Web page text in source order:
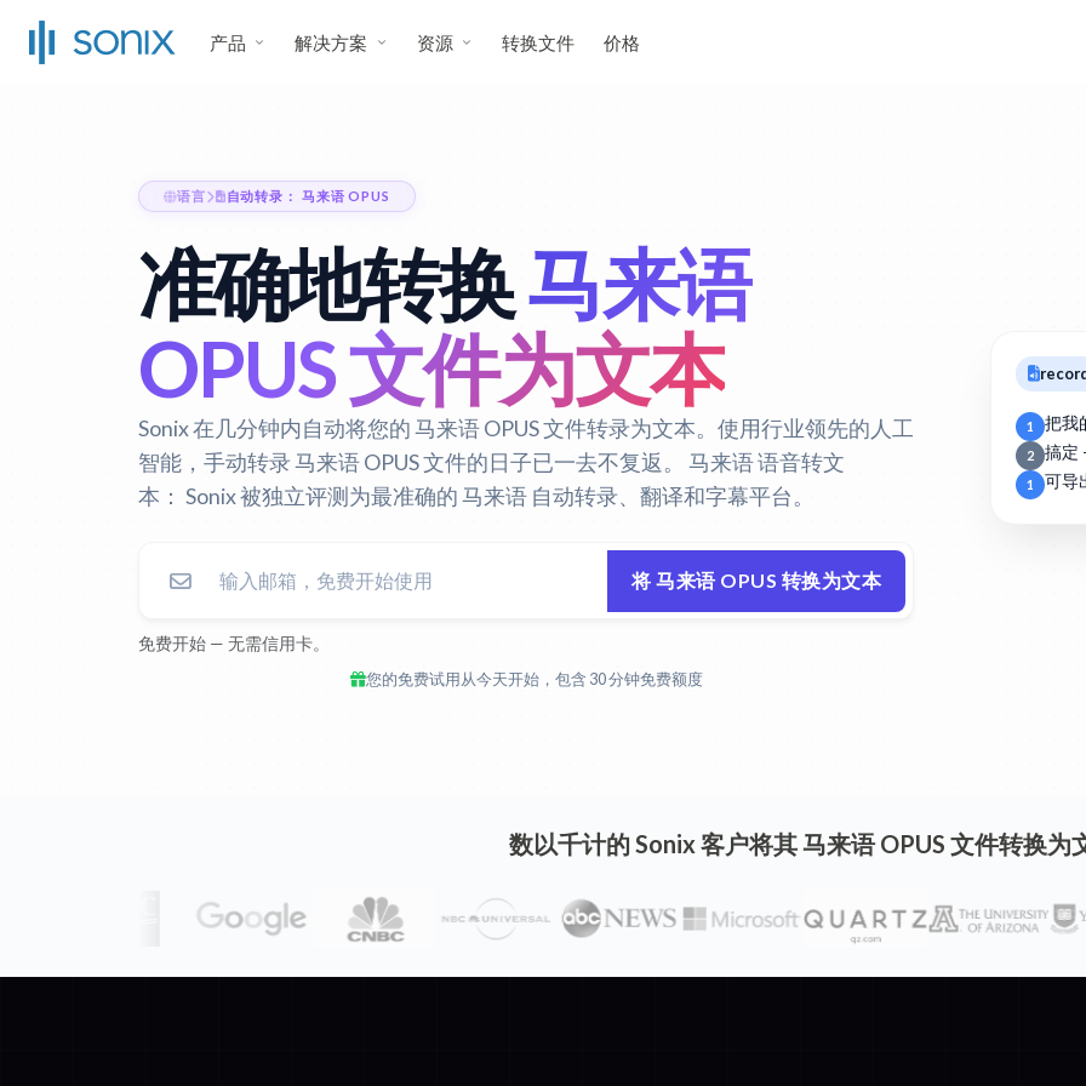
产品 解决方案 资源 转换文件 价格
语言 自动转录： 马来语 OPUS
准确地转换马来语
OPUS 文件为文本
Sonix 在几分钟内自动将您的 马来语 OPUS 文件转录为文本。使用行业领先的人工
智能，手动转录 马来语 OPUS 文件的日子已一去不复返。 马来语 语音转文
本： Sonix 被独立评测为最准确的 马来语 自动转录、翻译和字幕平台。
将 马来语 OPUS 转换为文本
免费开始 — 无需信用卡。
您的免费试用从今天开始，包含 30 分钟免费额度
1 把我
2 搞定
1 可导
数以千计的 Sonix 客户将其 马来语 OPUS 文件转换为